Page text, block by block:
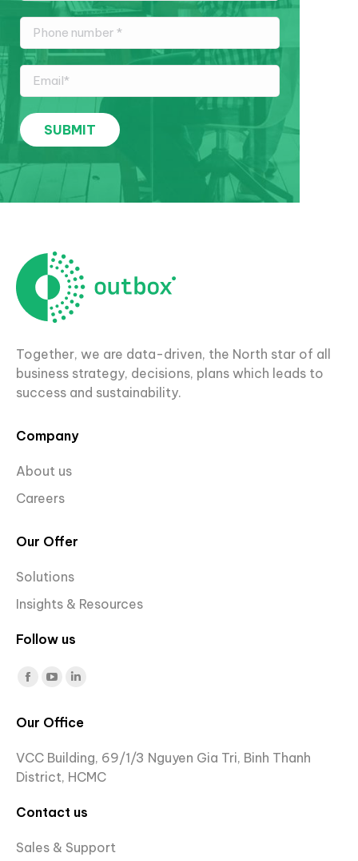
Together, we are data-driven, the North star of all
business strategy, decisions, plans which leads to
success and sustainability.
Company
About us
Careers
Our Offer
Solutions
Insights & Resources
Follow us
Find us on:
Facebook
opens
new
YouTube
opens
new
Linkedin
opens
in
new
Our Office
VCC Building, 69/1/3 Nguyen Gia Tri, Binh Thanh
District, HCMC
Contact us
Sales & Support